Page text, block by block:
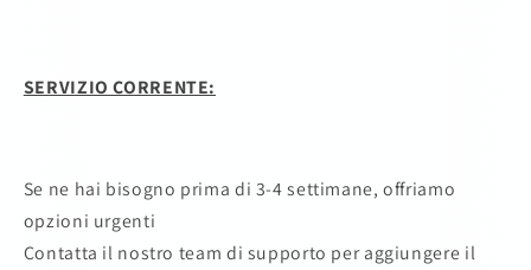
SERVIZIO CORRENTE:
Se ne hai bisogno prima di 3-4 settimane, offriamo
opzioni urgenti
Contatta il nostro team di supporto per aggiungere il